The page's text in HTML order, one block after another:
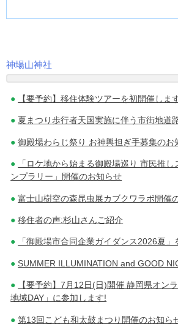
投
稿
ナ
ビ
ゲ
シ
ョ
ン
神場山神社
【要予約】移住体験ツアーを初開催しま
夏まつり歩行者天国実施に伴う市街地道
御殿場わらじ祭り お神輿担ぎ手募集のお
「ロケ地から始まる御殿場巡り 市民推
ンプラリー」開催のお知らせ
富士山樹空の森昆虫展カブクワラボ開催
移住者の声:杉山さんご紹介
「御殿場市合同企業ガイダンス2026夏」
SUMMER ILLUMINATION and GOOD
【要予約】7月12日(日)開催 静岡県オン
地域DAY」に参加します!
第13回こども和太鼓まつり開催のお知ら